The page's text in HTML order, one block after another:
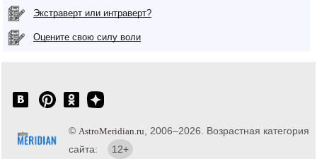
Экстраверт или интраверт?
Оцените свою силу воли
© AstroMeridian.ru , 2006–2026. Возрастная категория
сайта:
12+